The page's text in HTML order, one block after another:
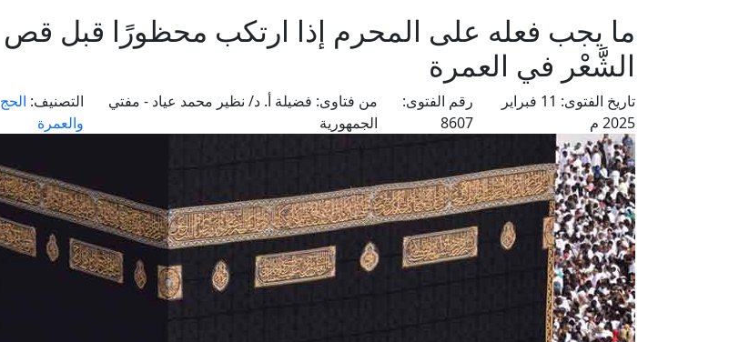
ما يجب فعله على المحرم إذا ارتكب محظورًا قبل قص
الشَّعْر في العمرة
تاريخ الفتوى:
11 فبراير
2025 م
رقم الفتوى:
8607
من فتاوى: فضيلة أ. د/ نظير محمد عياد - مفتي
الجمهورية
التصنيف: الحج
والعمرة